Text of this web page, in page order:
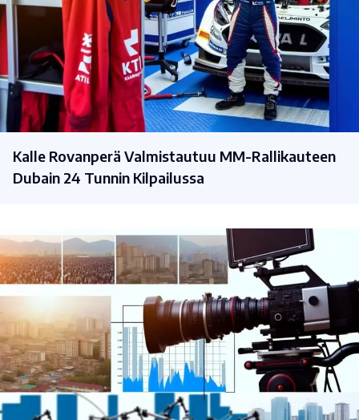
Kalle Rovanperä Valmistautuu MM-Rallikauteen
Dubain 24 Tunnin Kilpailussa